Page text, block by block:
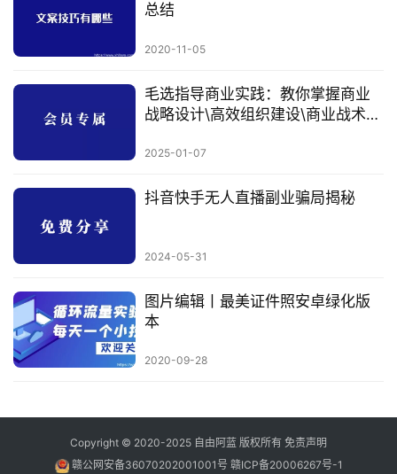
总结
2020-11-05
毛选指导商业实践：教你掌握商业
战略设计\高效组织建设\商业战术实
2025-01-07
抖音快手无人直播副业骗局揭秘
2024-05-31
图片编辑丨最美证件照安卓绿化版
本
2020-09-28
Copyright © 2020-2025 自由阿蓝 版权所有 免责声明
赣公网安备36070202001001号 赣ICP备20006267号-1